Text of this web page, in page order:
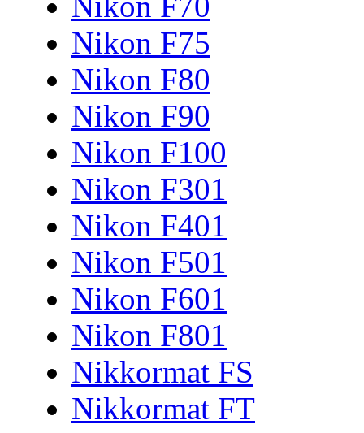
Nikon F75
Nikon F80
Nikon F90
Nikon F100
Nikon F301
Nikon F401
Nikon F501
Nikon F601
Nikon F801
Nikkormat FS
Nikkormat FT